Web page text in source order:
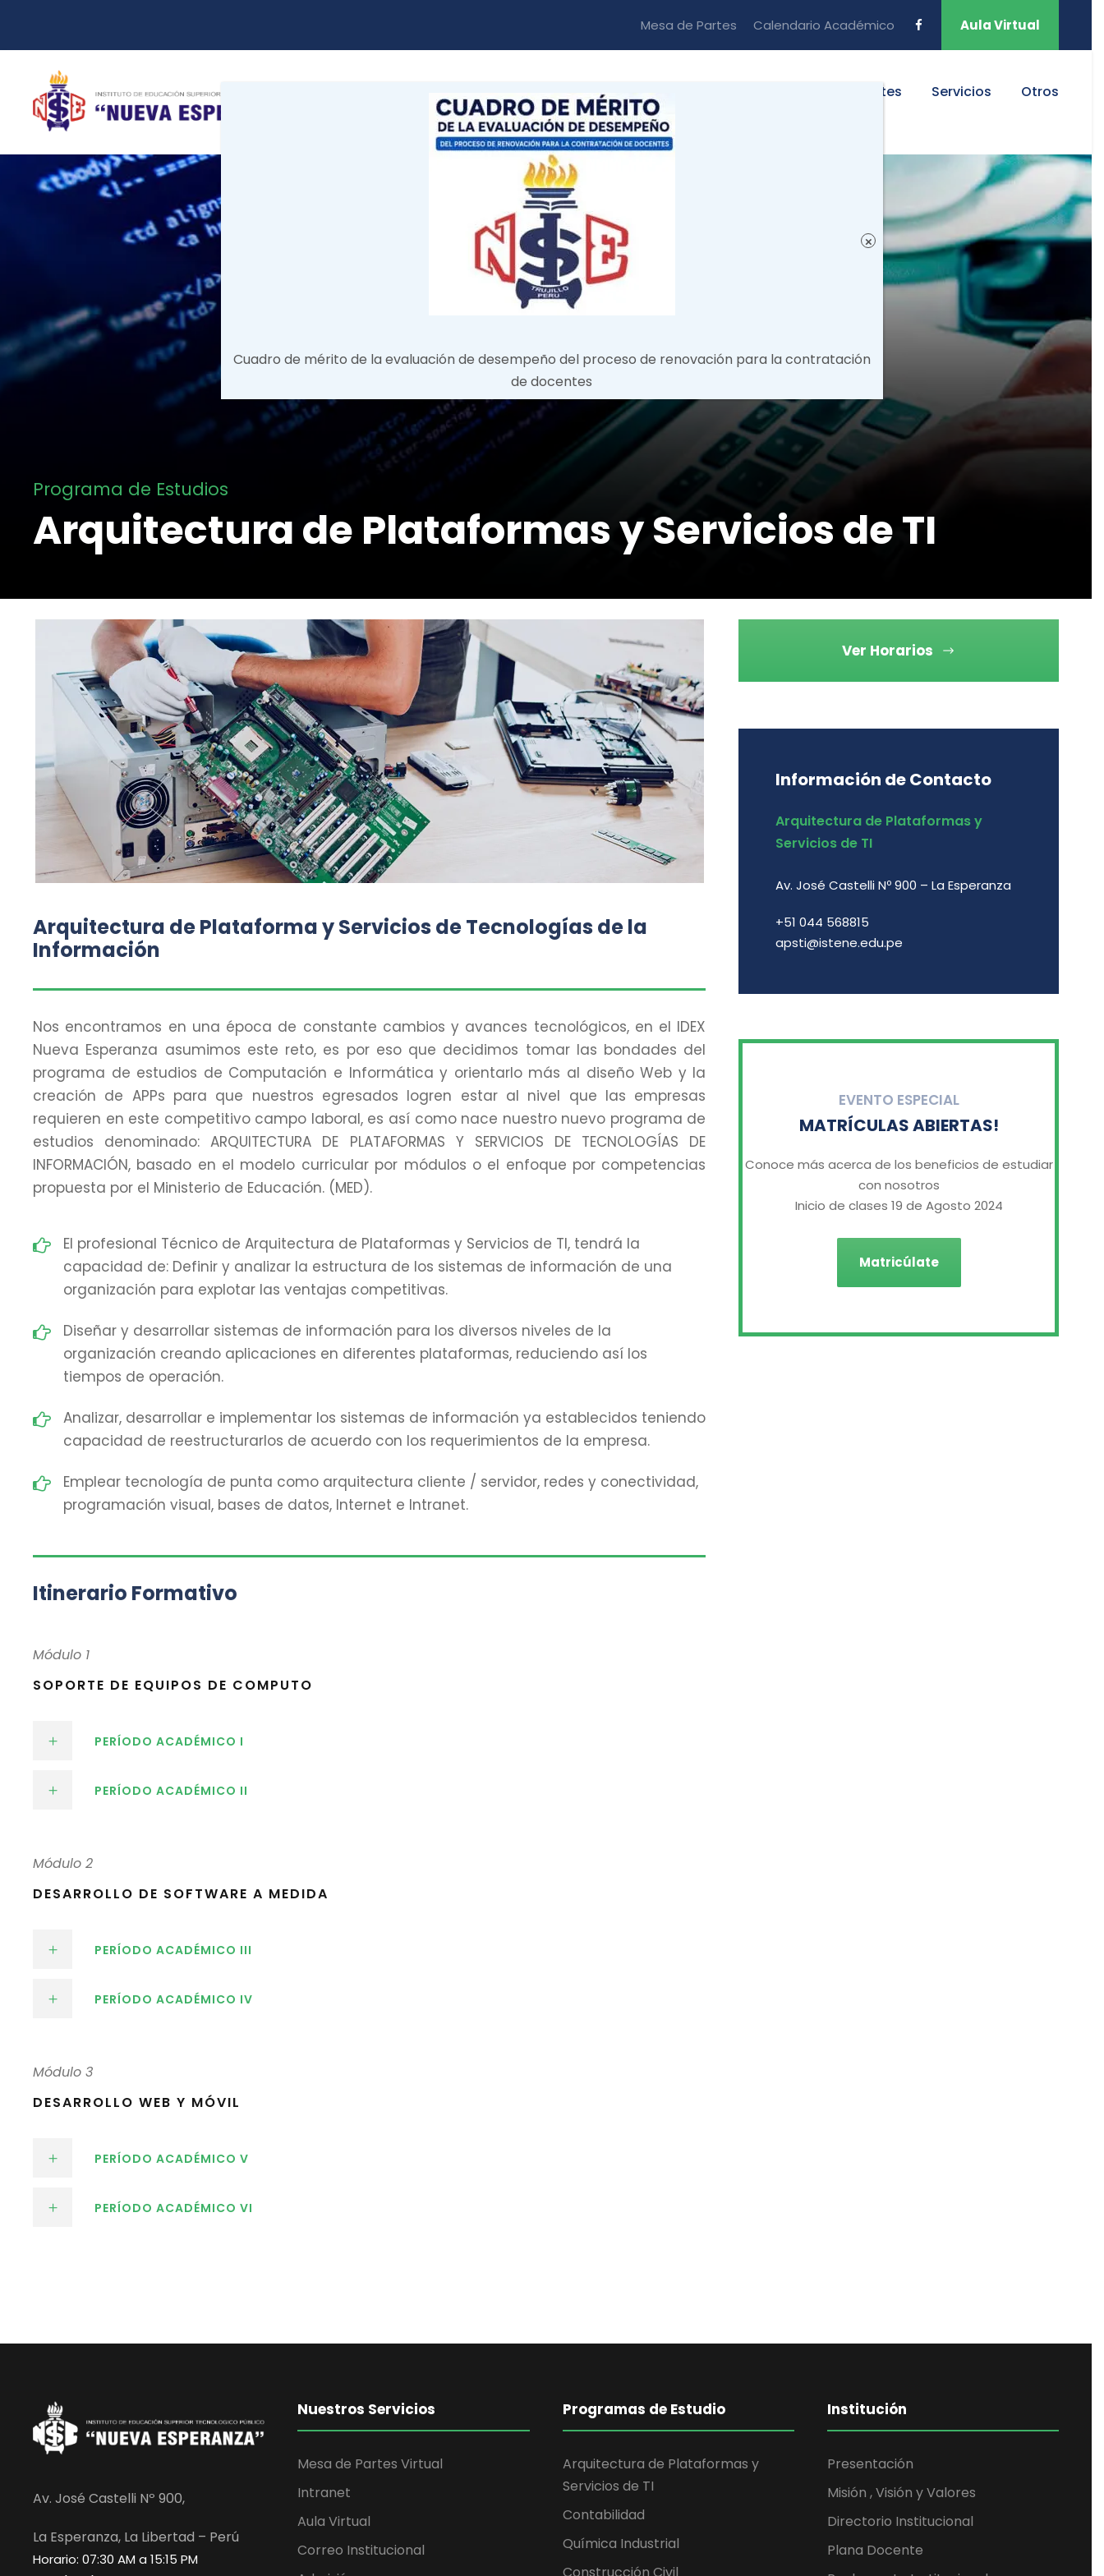
Mesa de Partes Calendario Académico Aula Virtual
Trámites Servicios Otros
Programa de Estudios
Arquitectura de Plataformas y Servicios de TI
Arquitectura de Plataforma y Servicios de Tecnologías de la
Información
Nos encontramos en una época de constante cambios y avances tecnológicos, en el IDEX
Nueva Esperanza asumimos este reto, es por eso que decidimos tomar las bondades del
programa de estudios de Computación e Informática y orientarlo más al diseño Web y la
creación de APPs para que nuestros egresados logren estar al nivel que las empresas
requieren en este competitivo campo laboral, es así como nace nuestro nuevo programa de
estudios denominado: ARQUITECTURA DE PLATAFORMAS Y SERVICIOS DE TECNOLOGÍAS DE
INFORMACIÓN, basado en el modelo curricular por módulos o el enfoque por competencias
propuesta por el Ministerio de Educación. (MED).
El profesional Técnico de Arquitectura de Plataformas y Servicios de TI, tendrá la
capacidad de: Definir y analizar la estructura de los sistemas de información de una
organización para explotar las ventajas competitivas.
Diseñar y desarrollar sistemas de información para los diversos niveles de la
organización creando aplicaciones en diferentes plataformas, reduciendo así los
tiempos de operación.
Analizar, desarrollar e implementar los sistemas de información ya establecidos teniendo
capacidad de reestructurarlos de acuerdo con los requerimientos de la empresa.
Emplear tecnología de punta como arquitectura cliente / servidor, redes y conectividad,
programación visual, bases de datos, Internet e Intranet.
Itinerario Formativo
Módulo 1
SOPORTE DE EQUIPOS DE COMPUTO
PERÍODO ACADÉMICO I
PERÍODO ACADÉMICO II
Módulo 2
DESARROLLO DE SOFTWARE A MEDIDA
PERÍODO ACADÉMICO III
PERÍODO ACADÉMICO IV
Módulo 3
DESARROLLO WEB Y MÓVIL
PERÍODO ACADÉMICO V
PERÍODO ACADÉMICO VI
Ver Horarios
Información de Contacto
Arquitectura de Plataformas y
Servicios de TI
Av. José Castelli Nº 900 – La Esperanza
+51 044 568815
apsti@istene.edu.pe
EVENTO ESPECIAL
MATRÍCULAS ABIERTAS!
Conoce más acerca de los beneficios de estudiar
con nosotros
Inicio de clases 19 de Agosto 2024
Matricúlate
Av. José Castelli Nº 900,
La Esperanza, La Libertad – Perú
Horario: 07:30 AM a 15:15 PM
Nuestros Servicios
Mesa de Partes Virtual
Intranet
Aula Virtual
Correo Institucional
Programas de Estudio
Arquitectura de Plataformas y
Servicios de TI
Contabilidad
Química Industrial
Institución
Presentación
Misión , Visión y Valores
Directorio Institucional
Plana Docente
Cuadro de mérito de la evaluación de desempeño del proceso de renovación para la contratación
de docentes
×